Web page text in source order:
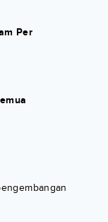
Per